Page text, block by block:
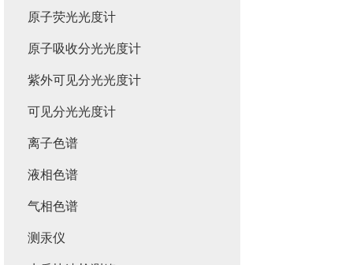
原子荧光光度计
原子吸收分光光度计
紫外可见分光光度计
可见分光光度计
离子色谱
液相色谱
气相色谱
测汞仪